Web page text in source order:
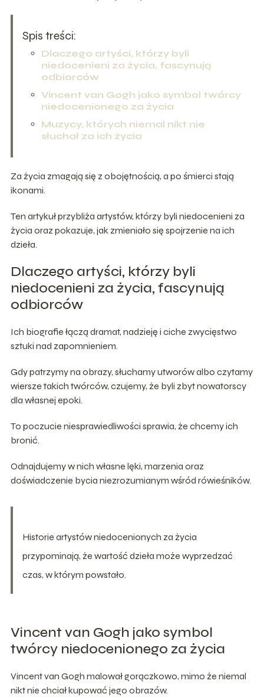
Spis treści:
Dlaczego artyści, którzy byli
niedocenieni za życia, fascynują
odbiorców
Vincent van Gogh jako symbol twórcy
niedocenionego za życia
Muzycy, których niemal nikt nie
słuchał za ich życia
Za życia zmagają się z obojętnością, a po śmierci stają
ikonami.
Ten artykuł przybliża artystów, którzy byli niedocenieni za
życia oraz pokazuje, jak zmieniało się spojrzenie na ich
dzieła.
Dlaczego artyści, którzy byli
niedocenieni za życia, fascynują
odbiorców
Ich biografie łączą dramat, nadzieję i ciche zwycięstwo
sztuki nad zapomnieniem.
Gdy patrzymy na obrazy, słuchamy utworów albo czytamy
wiersze takich twórców, czujemy, że byli zbyt nowatorscy
dla własnej epoki.
To poczucie niesprawiedliwości sprawia, że chcemy ich
bronić.
Odnajdujemy w nich własne lęki, marzenia oraz
doświadczenie bycia niezrozumianym wśród rówieśników.
Historie artystów niedocenionych za życia
przypominają, że wartość dzieła może wyprzedzać
czas, w którym powstało.
Vincent van Gogh jako symbol
twórcy niedocenionego za życia
Vincent van Gogh malował gorączkowo, mimo że niemal
nikt nie chciał kupować jego obrazów.